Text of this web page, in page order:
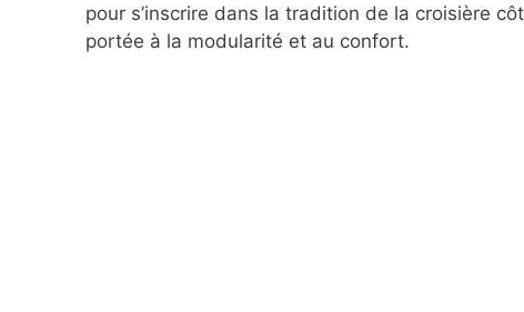
pour s’inscrire dans la tradition de la croisière
portée à la modularité et au confort.